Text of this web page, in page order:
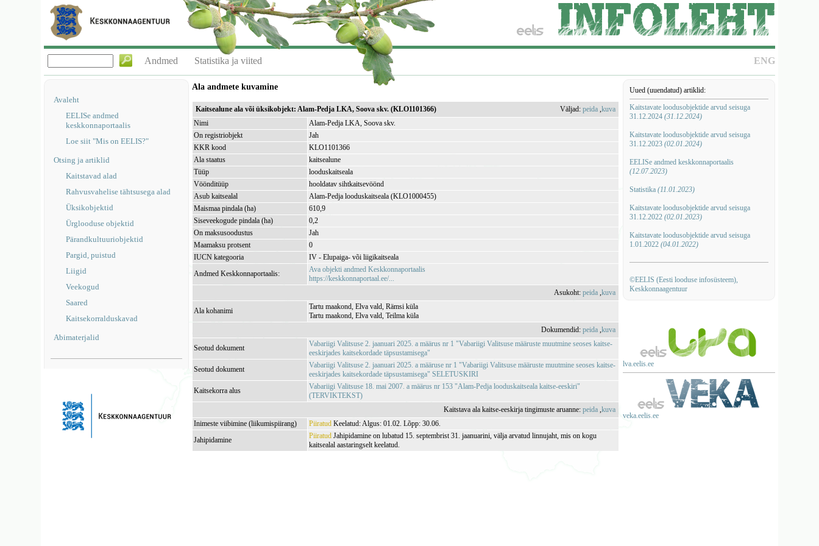
ENG
Andmed Statistika ja viited
Avaleht
EELISe andmed
keskkonnaportaalis
Loe siit "Mis on EELIS?"
Otsing ja artiklid
Kaitstavad alad
Rahvusvahelise tähtsusega alad
Üksikobjektid
Ürglooduse objektid
Pärandkultuuriobjektid
Pargid, puistud
Liigid
Veekogud
Saared
Kaitsekorralduskavad
Abimaterjalid
Uued (uuendatud) artiklid:
Kaitstavate loodusobjektide arvud seisuga
31.12.2024 (31.12.2024)
Kaitstavate loodusobjektide arvud seisuga
31.12.2023 (02.01.2024)
EELISe andmed keskkonnaportaalis
(12.07.2023)
Statistika (11.01.2023)
Kaitstavate loodusobjektide arvud seisuga
31.12.2022 (02.01.2023)
Kaitstavate loodusobjektide arvud seisuga
1.01.2022 (04.01.2022)
©EELIS (Eesti looduse infosüsteem),
Keskkonnaagentuur
lva.eelis.ee
veka.eelis.ee
Ala andmete kuvamine
Kaitsealune ala või üksikobjekt: Alam-Pedja LKA, Soova skv. (KLO1101366) Väljad:peida ,kuva
Nimi
Alam-Pedja LKA, Soova skv.
On registriobjekt
Jah
KKR kood
KLO1101366
Ala staatus
kaitsealune
Tüüp
looduskaitseala
Vöönditüüp
hooldatav sihtkaitsevöönd
Asub kaitsealal
Alam-Pedja looduskaitseala (KLO1000455)
Maismaa pindala (ha)
610,9
Siseveekogude pindala (ha)
0,2
On maksusoodustus
Jah
Maamaksu protsent
0
IUCN kategooria
IV - Elupaiga- või liigikaitseala
Andmed Keskkonnaportaalis:
Ava objekti andmed Keskkonnaportaalis
https://keskkonnaportaal.ee/...
Asukoht:peida ,kuva
Ala kohanimi
Tartu maakond, Elva vald, Rämsi küla
Tartu maakond, Elva vald, Teilma küla
Dokumendid:peida ,kuva
Seotud dokument
Vabariigi Valitsuse 2. jaanuari 2025. a määrus nr 1 "Vabariigi Valitsuse määruste muutmine seoses kaitse-
eeskirjades kaitsekordade täpsustamisega"
Seotud dokument
Vabariigi Valitsuse 2. jaanuari 2025. a määruse nr 1 "Vabariigi Valitsuse määruste muutmine seoses kaitse-
eeskirjades kaitsekordade täpsustamisega" SELETUSKIRI
Kaitsekorra alus
Vabariigi Valitsuse 18. mai 2007. a määrus nr 153 "Alam-Pedja looduskaitseala kaitse-eeskiri"
(TERVIKTEKST)
Kaitstava ala kaitse-eeskirja tingimuste aruanne:peida ,kuva
Inimeste viibimine (liikumispiirang)
Piiratud Keelatud: Algus: 01.02. Lõpp: 30.06.
Jahipidamine
Piiratud Jahipidamine on lubatud 15. septembrist 31. jaanuarini, välja arvatud linnujaht, mis on kogu
kaitsealal aastaringselt keelatud.